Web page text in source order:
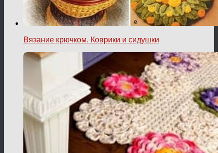
Вязание крючком. Коврики и сидушки